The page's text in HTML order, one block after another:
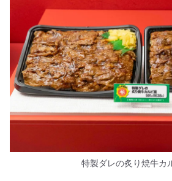
特製ダレの炙り焼牛カ